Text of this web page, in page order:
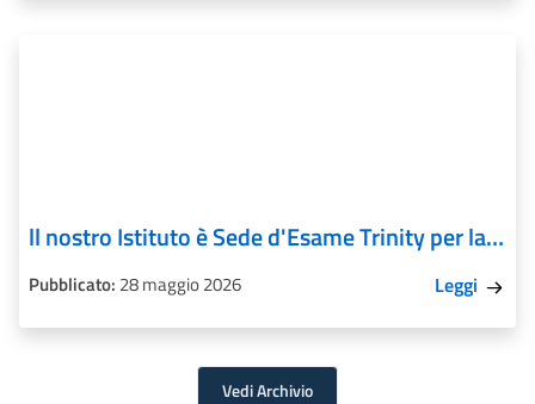
ll nostro Istituto è Sede d'Esame Trinity per la Digital Transformation
Pubblicato: 28 maggio 2026 Leggi
Vedi Archivio